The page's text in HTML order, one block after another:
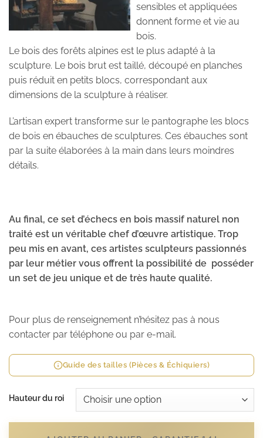
sensibles et appliquées
donnent forme et vie au
bois.
Le bois des forêts alpines est le plus adapté à la
sculpture. Le bois brut est taillé, découpé en planches
puis réduit en petits blocs, correspondant aux
dimensions de la sculpture à réaliser.
L’artisan expert transforme sur le pantographe les blocs
de bois en ébauches de sculptures. Ces ébauches sont
par la suite élaborées à la main dans leurs moindres
détails.
Au final, ce set d’échecs en bois massif naturel non
traité est un véritable chef d’œuvre artistique. Trop
peu mis en avant, ces artistes sculpteurs passionnés
par leur métier vous offrent la possibilité de posséder
un set de jeu unique et de très haute qualité.
Pour plus de renseignement n’hésitez pas à nous
contacter par téléphone ou par e-mail.
Guide des tailles (Pièces & Échiquiers)
Hauteur du roi